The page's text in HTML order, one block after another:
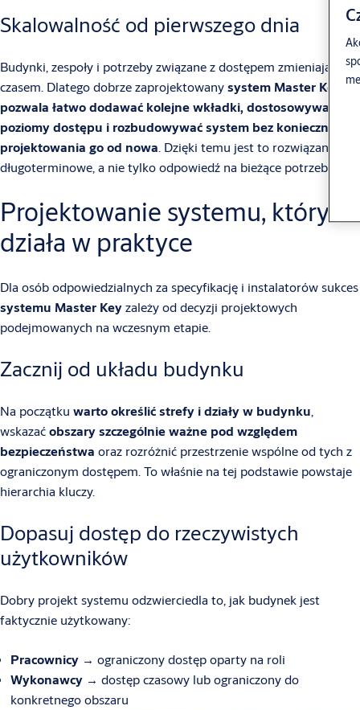
Skalowalność od pierwszego dnia
Budynki, zespoły i potrzeby związane z dostępem zmieniają się z
czasem. Dlatego dobrze zaprojektowanysystem Master Key
pozwala łatwo dodawać kolejne wkładki, dostosowywać
poziomy dostępu i rozbudowywać system bez konieczności
projektowania go od nowa. Dzięki temu jest to rozwiązanie
długoterminowe, a nie tylko odpowiedź na bieżące potrzeby.
Projektowanie systemu, który
działa w praktyce
Dla osób odpowiedzialnych za specyfikację i instalatorów sukces
systemu Master Keyzależy od decyzji projektowych
podejmowanych na wczesnym etapie.
Zacznij od układu budynku
Na początku warto określić strefy i działy w budynku,
wskazaćobszary szczególnie ważne pod względem
bezpieczeństwa oraz rozróżnić przestrzenie wspólne od tych z
ograniczonym dostępem. To właśnie na tej podstawie powstaje
hierarchia kluczy.
Dopasuj dostęp do rzeczywistych
użytkowników
Dobry projekt systemu odzwierciedla to, jak budynek jest
faktycznie użytkowany:
Pracownicy→ ograniczony dostęp oparty na roli
Wykonawcy→ dostęp czasowy lub ograniczony do
konkretnego obszaru